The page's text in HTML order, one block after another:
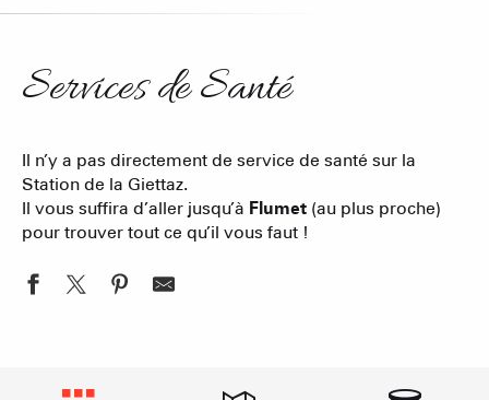
Services de Santé
Il n’y a pas directement de service de santé sur la
Station de la Giettaz.
Il vous suffira d’aller jusqu’à Flumet (au plus proche)
pour trouver tout ce qu’il vous faut !